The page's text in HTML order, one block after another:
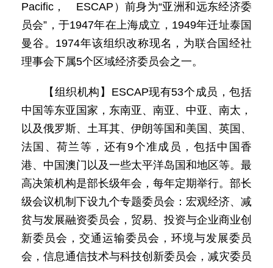
Pacific， ESCAP）前身为“亚洲和远东经济委
员会”，于1947年在上海成立，1949年迁址泰国
曼谷。1974年该组织改称现名，为联合国经社
理事会下属5个区域经济委员会之一。
【组织机构】ESCAP现有53个成员，包括
中国等东亚国家，东南亚、南亚、中亚、南太，
以及俄罗斯、土耳其、伊朗等国和美国、英国、
法国、荷兰等，还有9个准成员，包括中国香
港、中国澳门以及一些太平洋岛国和地区等。最
高决策机构是部长级年会，每年定期举行。部长
级会议机制下设九个专题委员会：宏观经济、减
贫与发展融资委员会，贸易、投资与企业商业创
新委员会，交通运输委员会，环境与发展委员
会，信息通信技术与科技创新委员会，减灾委员